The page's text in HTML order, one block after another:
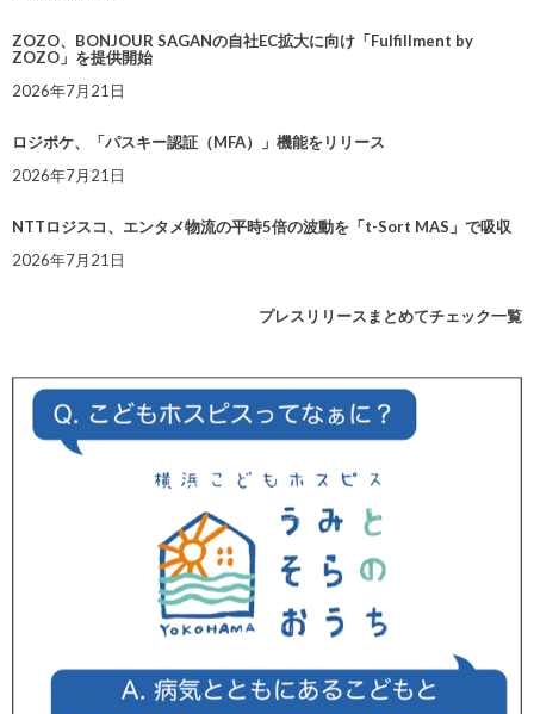
ZOZO、BONJOUR SAGANの自社EC拡大に向け「Fulfillment by
ZOZO」を提供開始
2026年7月21日
ロジポケ、「パスキー認証（MFA）」機能をリリース
2026年7月21日
NTTロジスコ、エンタメ物流の平時5倍の波動を「t-Sort MAS」で吸収
2026年7月21日
プレスリリースまとめてチェック一覧